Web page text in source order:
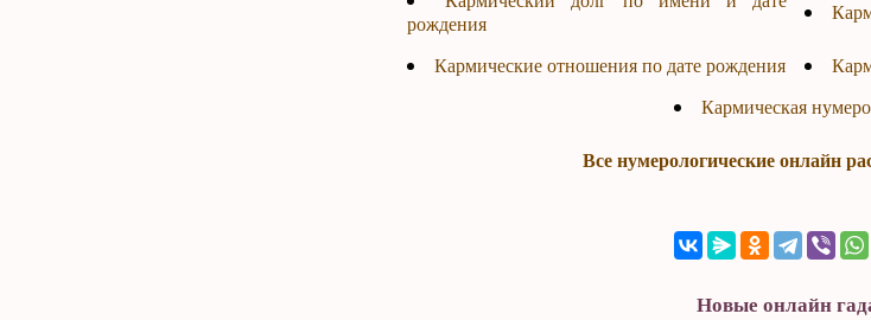
рождения
Кармические отношения по дате рождения
Кармическая
Все нумерологические онлайн
Новые онлайн